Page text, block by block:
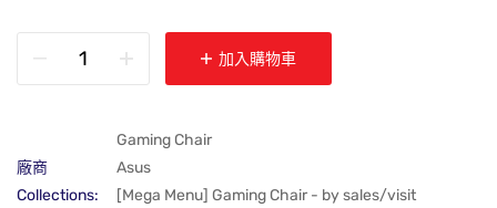
加入購物車
Gaming Chair
廠商
Asus
Collections:
[Mega Menu] Gaming Chair - by sales/visit